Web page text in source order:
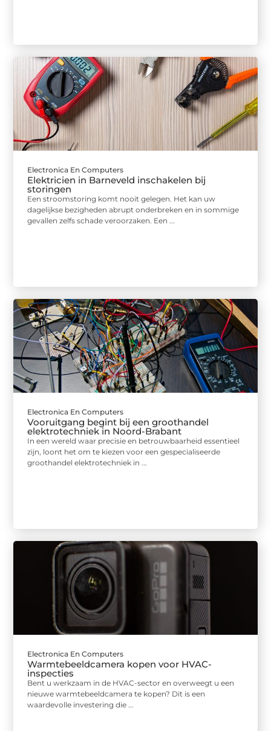
Electronica En Computers
Elektricien in Barneveld inschakelen bij
storingen
Een stroomstoring komt nooit gelegen. Het kan uw
dagelijkse bezigheden abrupt onderbreken en in sommige
gevallen zelfs schade veroorzaken. Een ...
Electronica En Computers
Vooruitgang begint bij een groothandel
elektrotechniek in Noord-Brabant
In een wereld waar precisie en betrouwbaarheid essentieel
zijn, loont het om te kiezen voor een gespecialiseerde
groothandel elektrotechniek in ...
Electronica En Computers
Warmtebeeldcamera kopen voor HVAC-
inspecties
Bent u werkzaam in de HVAC-sector en overweegt u een
nieuwe warmtebeeldcamera te kopen? Dit is een
waardevolle investering die ...